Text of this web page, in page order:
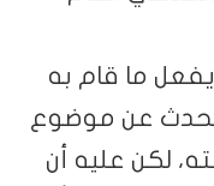
يفعل ما قام به
عن موضوع
لكن عليه أن